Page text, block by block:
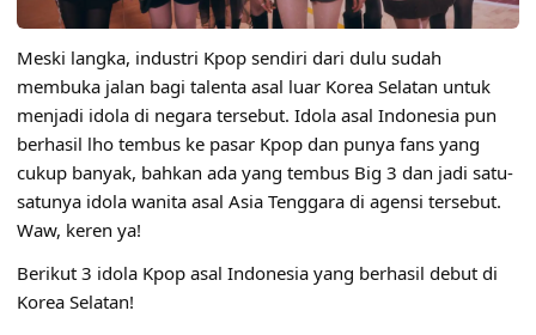
Meski langka, industri Kpop sendiri dari dulu sudah
membuka jalan bagi talenta asal luar Korea Selatan untuk
menjadi idola di negara tersebut. Idola asal Indonesia pun
berhasil lho tembus ke pasar Kpop dan punya fans yang
cukup banyak, bahkan ada yang tembus Big 3 dan jadi satu-
satunya idola wanita asal Asia Tenggara di agensi tersebut.
Waw, keren ya!
Berikut 3 idola Kpop asal Indonesia yang berhasil debut di
Korea Selatan!